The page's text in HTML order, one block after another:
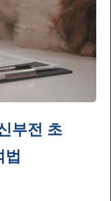
부전 초